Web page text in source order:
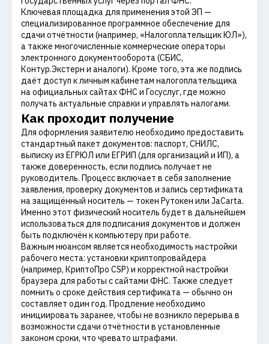
Ключевая площадка для применения этой ЭП —
специализированное программное обеспечение для
сдачи отчётности (например, «Налогоплательщик ЮЛ»),
а также многочисленные коммерческие операторы
электронного документооборота (СБИС,
Контур.Экстерн и аналоги). Кроме того, эта же подпись
даёт доступ к личным кабинетам налогоплательщика
на официальных сайтах ФНС и Госуслуг, где можно
получать актуальные справки и управлять налогами.
Как проходит получение
Для оформления заявителю необходимо предоставить
стандартный пакет документов: паспорт, СНИЛС,
выписку из ЕГРЮЛ или ЕГРИП (для организаций и ИП), а
также доверенность, если подпись получает не
руководитель. Процесс включает в себя заполнение
заявления, проверку документов и запись сертификата
на защищённый носитель — токен Рутокен или JaCarta.
Именно этот физический носитель будет в дальнейшем
использоваться для подписания документов и должен
быть подключён к компьютеру при работе.
Важным нюансом является необходимость настройки
рабочего места: установки криптопровайдера
(например, КриптоПро CSP) и корректной настройки
браузера для работы с сайтами ФНС. Также следует
помнить о сроке действия сертификата — обычно он
составляет один год. Продление необходимо
инициировать заранее, чтобы не возникло перерыва в
возможности сдачи отчётности в установленные
законом сроки, что чревато штрафами.